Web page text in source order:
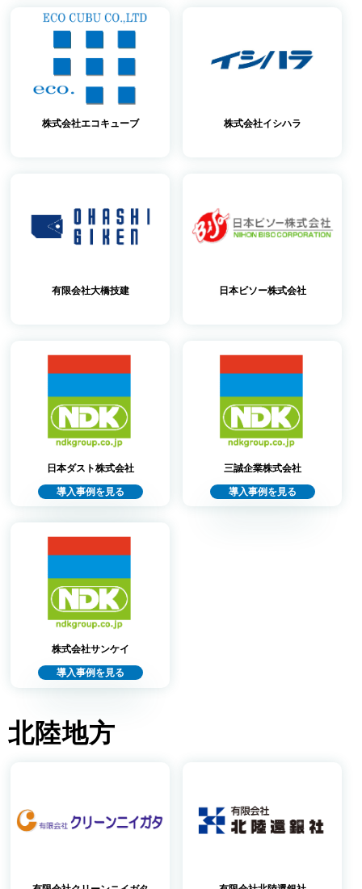
株式会社エコキューブ 株式会社イシハラ
有限会社大橋技建 日本ビソー株式会社
日本ダスト株式会社
導入事例を見る
三誠企業株式会社
導入事例を見る
株式会社サンケイ
導入事例を見る
北陸地方